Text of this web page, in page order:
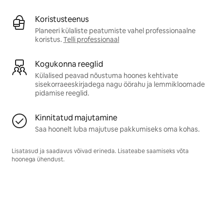
Koristusteenus
Planeeri külaliste peatumiste vahel professionaalne
koristus.Telli professionaal
Kogukonna reeglid
Külalised peavad nõustuma hoones kehtivate
sisekorraeeskirjadega nagu öörahu ja lemmikloomade
pidamise reeglid.
Kinnitatud majutamine
Saa hoonelt luba majutuse pakkumiseks oma kohas.
Lisatasud ja saadavus võivad erineda. Lisateabe saamiseks võta
hoonega ühendust.